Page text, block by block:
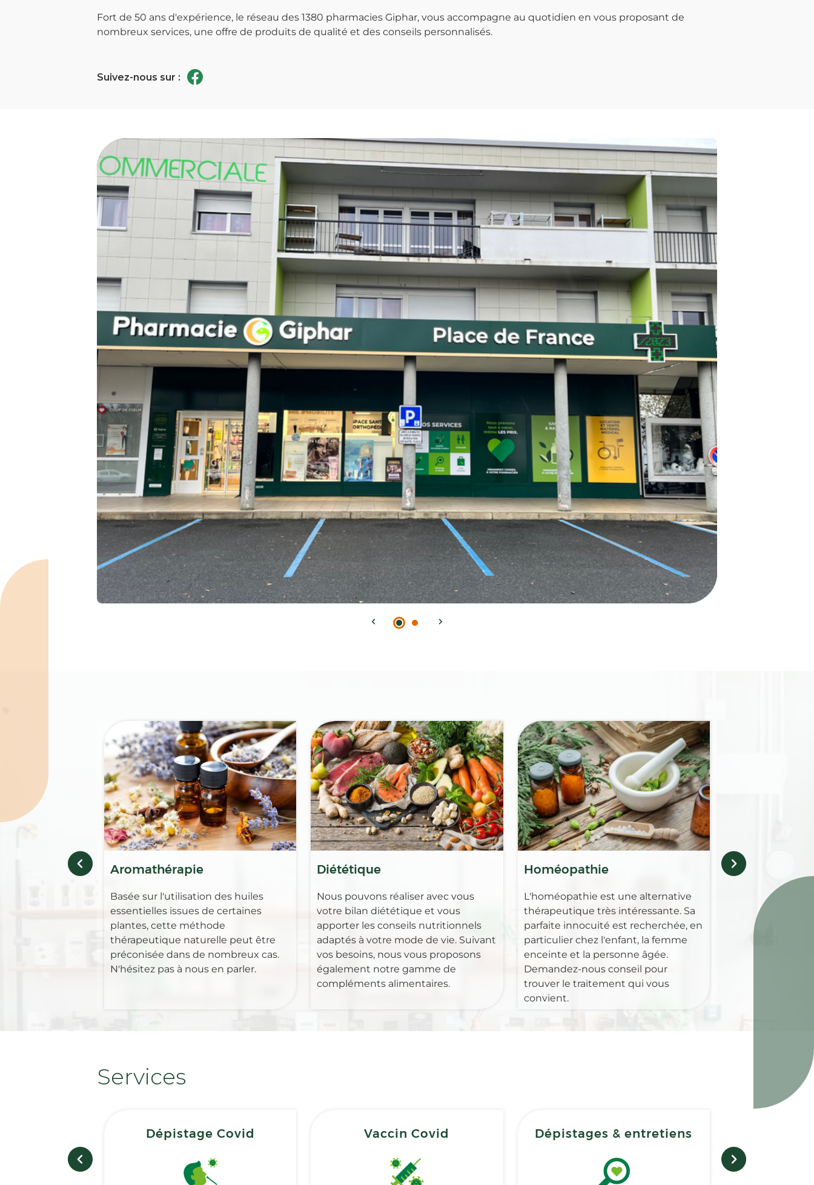
Fort de 50 ans d'expérience, le réseau des 1380 pharmacies Giphar, vous accompagne au quotidien en vous proposant de
nombreux services, une offre de produits de qualité et des conseils personnalisés.
Suivez-nous sur :
Aromathérapie
Basée sur l'utilisation des huiles
essentielles issues de certaines
plantes, cette méthode
thérapeutique naturelle peut être
préconisée dans de nombreux cas.
N'hésitez pas à nous en parler.
Diététique
Nous pouvons réaliser avec vous
votre bilan diététique et vous
apporter les conseils nutritionnels
adaptés à votre mode de vie. Suivant
vos besoins, nous vous proposons
également notre gamme de
compléments alimentaires.
Homéopathie
L'homéopathie est une alternative
thérapeutique très intéressante. Sa
parfaite innocuité est recherchée, en
particulier chez l'enfant, la femme
enceinte et la personne âgée.
Demandez-nous conseil pour
trouver le traitement qui vous
convient.
Services
Dépistage Covid Vaccin Covid Dépistages & entretiens